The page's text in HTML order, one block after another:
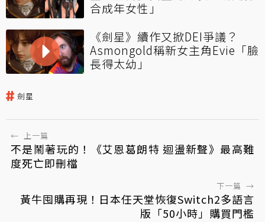
合成年女性」
《劍星》續作又掀DEI爭議？
Asmongold稱新女主角Evie「臉
長得太幼」
劍星
← 上一篇
不是鬧著玩的！《艾恩葛朗特 迴盪新聲》最高難
度死亡即刪檔
下一篇 →
黃牛囤購再現！日本任天堂恢復Switch2多語言
版「50小時」購買門檻